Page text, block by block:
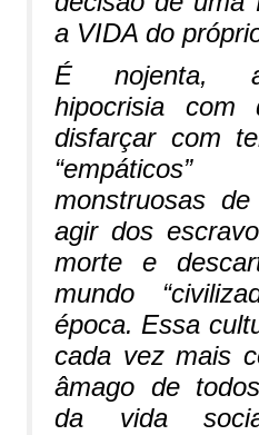
a VIDA do
É nojenta,
hipocrisia com
disfarçar com
monstruosas
agir dos
morte e
mundo
época. Essa
cada vez mais
âmago de
da vida